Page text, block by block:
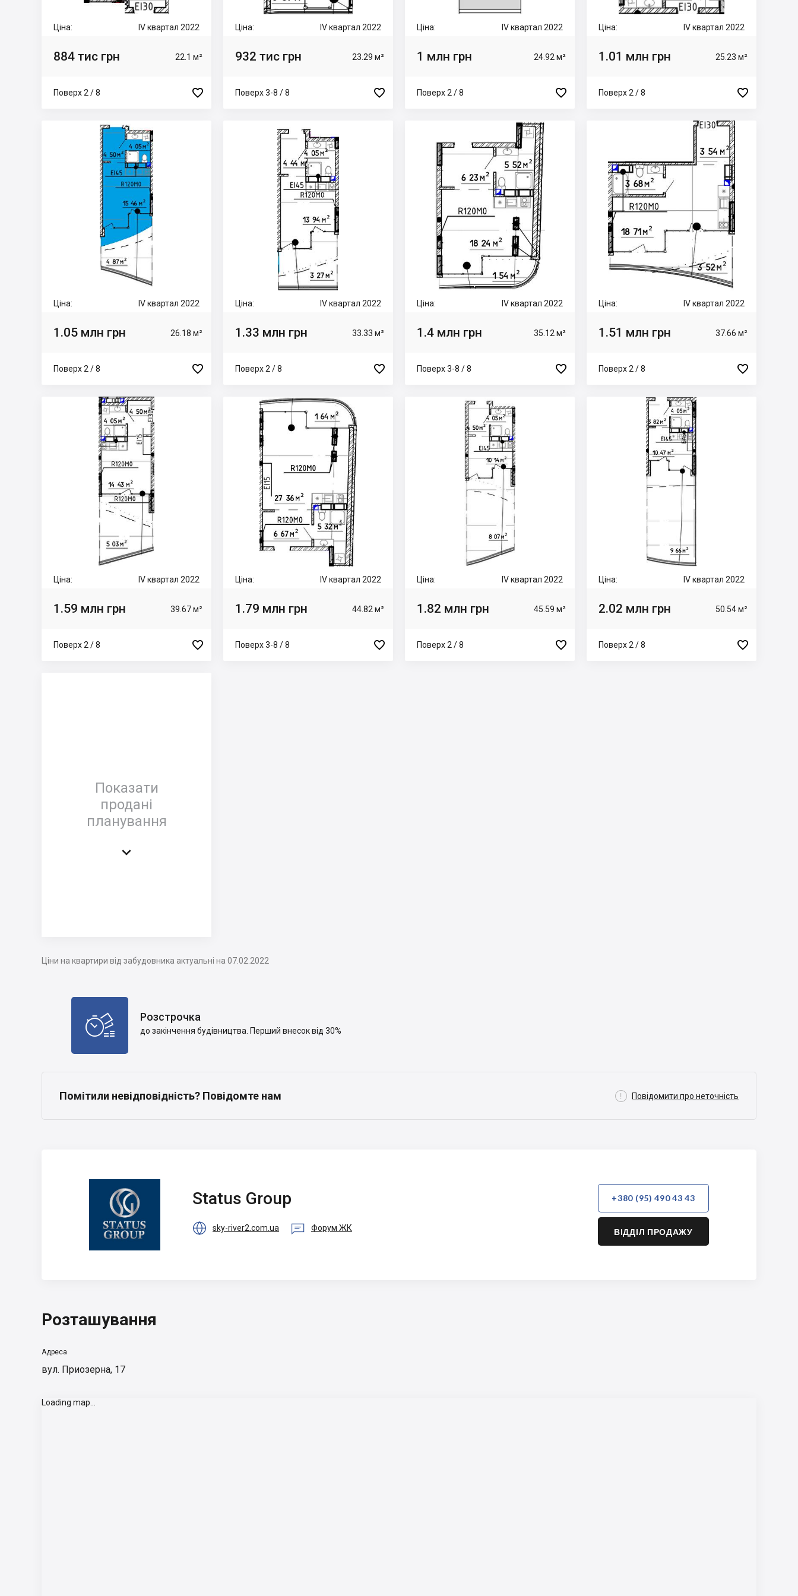
Ціна: IV квартал 2022
884 тис грн 22.1 м²
Поверх 2 / 8 
Ціна: IV квартал 2022
932 тис грн 23.29 м²
Поверх 3-8 / 8 
Ціна: IV квартал 2022
1 млн грн 24.92 м²
Поверх 2 / 8 
Ціна: IV квартал 2022
1.01 млн грн 25.23 м²
Поверх 2 / 8 
Ціна: IV квартал 2022
1.05 млн грн 26.18 м²
Поверх 2 / 8 
Ціна: IV квартал 2022
1.33 млн грн 33.33 м²
Поверх 2 / 8 
Ціна: IV квартал 2022
1.4 млн грн 35.12 м²
Поверх 3-8 / 8 
Ціна: IV квартал 2022
1.51 млн грн 37.66 м²
Поверх 2 / 8 
Ціна: IV квартал 2022
1.59 млн грн 39.67 м²
Поверх 2 / 8 
Ціна: IV квартал 2022
1.79 млн грн 44.82 м²
Поверх 3-8 / 8 
Ціна: IV квартал 2022
1.82 млн грн 45.59 м²
Поверх 2 / 8 
Ціна: IV квартал 2022
2.02 млн грн 50.54 м²
Поверх 2 / 8 
Показати
продані
планування

Ціни на квартири від забудовника актуальні на 07.02.2022
 Розстрочка
до закінчення будівництва. Перший внесок від 30%
Помітили невідповідність? Повідомте нам  Повідомити про неточність
Status Group
 sky-river2.com.ua  Форум ЖК
+380 (95) 490 43 43
ВІДДІЛ ПРОДАЖУ
Розташування
Адреса
вул. Приозерна, 17
Loading map...